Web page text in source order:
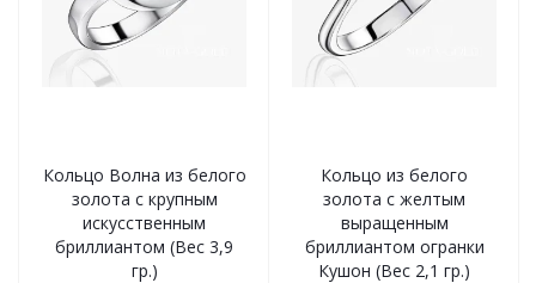
Кольцо Волна из белого
золота с крупным
искусственным
бриллиантом (Вес 3,9
гр.)
Кольцо из белого
золота с желтым
выращенным
бриллиантом огранки
Кушон (Вес 2,1 гр.)